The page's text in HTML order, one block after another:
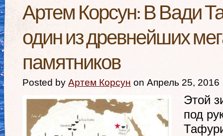
Артем Корсун: В Вади
один из древнейших
памятников
Posted by Артем Корсун on Апрель 25, 2016
Этой
под